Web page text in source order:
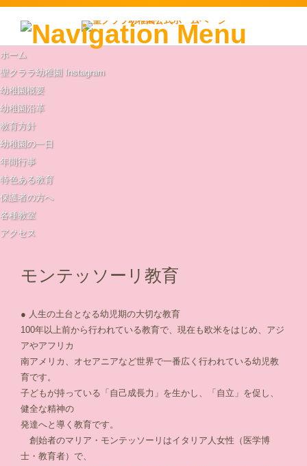
コンテンツに移動
ホーム
聖クララ幼稚園 Instagram
幼稚園概要
幼稚園沿革
教育方針
幼稚園の一日
年間行事
特色ある教育
保護者の方へ
各種教室
アクセス
モンテッソーリ教育
● 人生の土台となる幼児期の大切な教育
100年以上前から行われている教育で、現在も欧米をはじめ、アジ
アやアフリカ
南アメリカ、オセアニアなど世界で一番広く行われている幼児教
育です。
子どもが持っている「自己成長力」を生かし、「自立」を促し、
健全な精神の
発達へと導く教育です。
創始者のマリア・モンテッソーリはイタリア人女性（医学博
士・教育者）で、